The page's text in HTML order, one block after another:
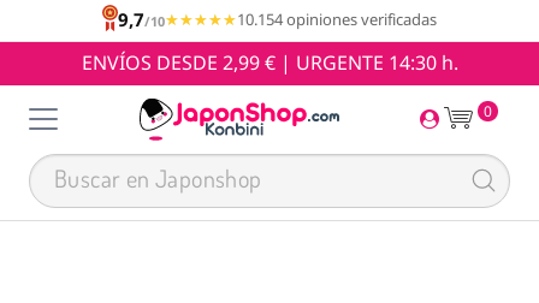
9,7/10★★★★★
★★★★★10.154 opiniones verificadas
ENVÍOS DESDE 2,99 € | URGENTE 14:30 h.
0